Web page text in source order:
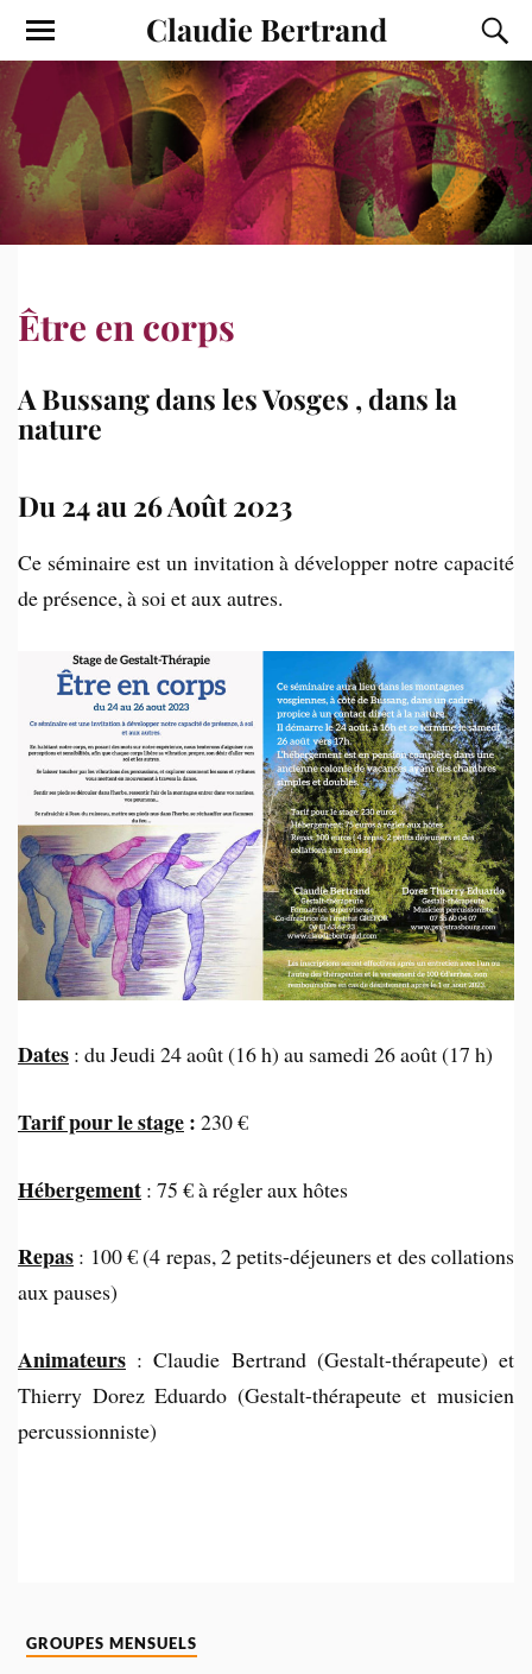
Claudie Bertrand
Être en corps
A Bussang dans les Vosges , dans la
nature
Du 24 au 26 Août 2023
Ce séminaire est un invitation à développer notre capacité
de présence, à soi et aux autres.
Dates : du Jeudi 24 août (16 h) au samedi 26 août (17 h)
Tarif pour le stage: 230 €
Hébergement : 75 € à régler aux hôtes
Repas : 100 € (4 repas, 2 petits-déjeuners et des collations
aux pauses)
Animateurs : Claudie Bertrand (Gestalt-thérapeute) et
Thierry Dorez Eduardo (Gestalt-thérapeute et musicien
percussionniste)
GROUPES MENSUELS